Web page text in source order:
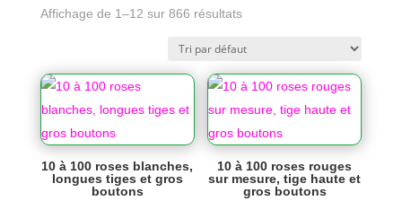
Affichage de 1–12 sur 866 résultats
10 à 100 roses blanches,
longues tiges et gros
boutons
10 à 100 roses rouges
sur mesure, tige haute et
gros boutons